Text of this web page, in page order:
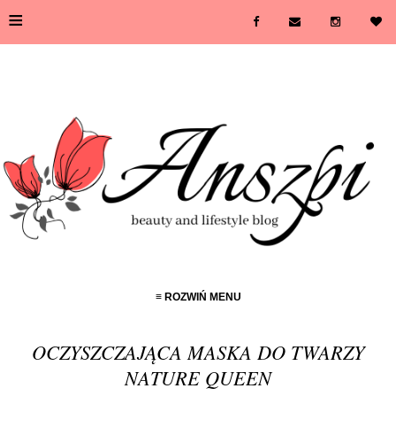
≡
≡ ROZWIŃ MENU
OCZYSZCZAJĄCA MASKA DO TWARZY
NATURE QUEEN